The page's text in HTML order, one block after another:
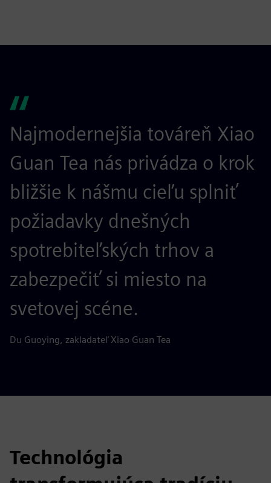
Najmodernejšia továreň Xiao
Guan Tea nás privádza o krok
bližšie k nášmu cieľu splniť
požiadavky dnešných
spotrebiteľských trhov a
zabezpečiť si miesto na
svetovej scéne.
Du Guoying, zakladateľ Xiao Guan Tea
Technológia